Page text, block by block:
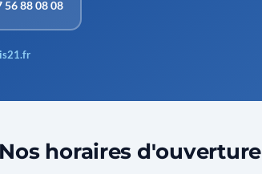
56 88 08 08
horaires d'ouverture